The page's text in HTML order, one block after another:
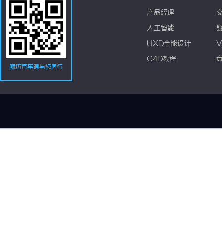
廊坊百事通与您同行
产品经理
人工智能
UXD全能设计
C4D教程